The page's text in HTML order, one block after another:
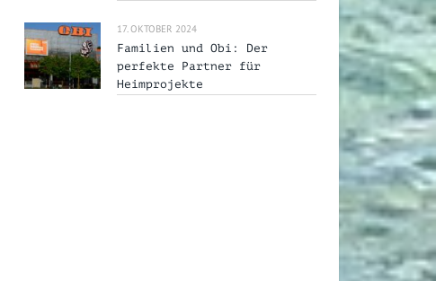
17. OKTOBER 2024
Familien und Obi: Der
perfekte Partner für
Heimprojekte